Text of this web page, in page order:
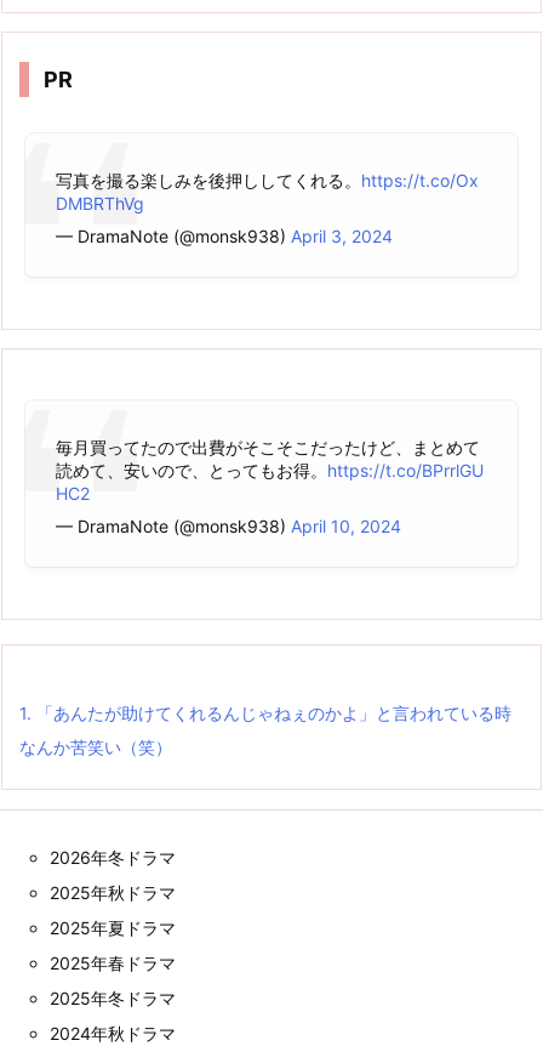
イ
PR
写真を撮る楽しみを後押ししてくれる。 https://t.co/Ox
DMBRThVg
— DramaNote (@monsk938) April 3, 2024
毎月買ってたので出費がそこそこだったけど、まとめて
読めて、安いので、とってもお得。 https://t.co/BPrrlGU
HC2
— DramaNote (@monsk938) April 10, 2024
1. 「あんたが助けてくれるんじゃねぇのかよ」と言われている時
なんか苦笑い（笑）
2026年冬ドラマ
2025年秋ドラマ
2025年夏ドラマ
2025年春ドラマ
2025年冬ドラマ
2024年秋ドラマ